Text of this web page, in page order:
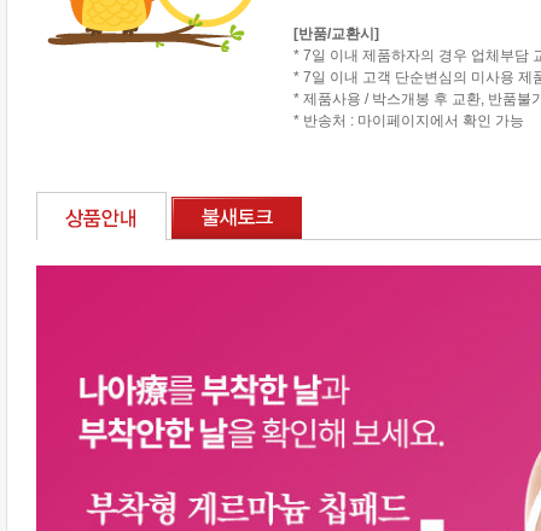
[반품/교환시]
* 7일 이내 제품하자의 경우 업체부담
* 7일 이내 고객 단순변심의 미사용 제
* 제품사용 / 박스개봉 후 교환, 반품불
* 반송처 : 마이페이지에서 확인 가능